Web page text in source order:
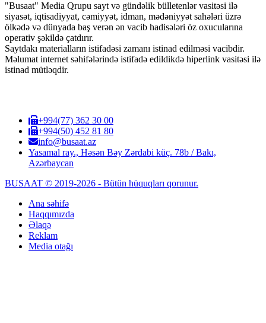
"Busaat" Media Qrupu sayt və gündəlik bülletenlər vasitəsi ilə
siyasət, iqtisadiyyat, cəmiyyət, idman, mədəniyyət sahələri üzrə
ölkədə və dünyada baş verən ən vacib hadisələri öz oxucularına
operativ şəkildə çatdırır.
Saytdakı materialların istifadəsi zamanı istinad edilməsi vacibdir.
Məlumat internet səhifələrində istifadə edildikdə hiperlink vasitəsi ilə
istinad mütləqdir.
+994(77) 362 30 00
+994(50) 452 81 80
info@busaat.az
Yasamal ray., Həsən Bəy Zərdabi küç. 78b / Bakı,
Azərbaycan
BUSAAT © 2019-2026 - Bütün hüquqları qorunur.
Ana səhifə
Haqqımızda
Əlaqə
Reklam
Media otağı